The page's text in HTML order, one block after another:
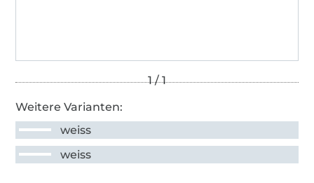
Weitere Varianten:
weiss
weiss